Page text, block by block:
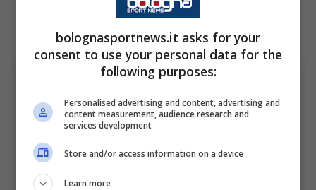
. In avanti spazio aCastro
bolognasportnews.it asks for your
consent to use your personal data for the
following purposes:
Personalised advertising and content, advertising and
content measurement, audience research and
services development
Store and/or access information on a device
Learn more